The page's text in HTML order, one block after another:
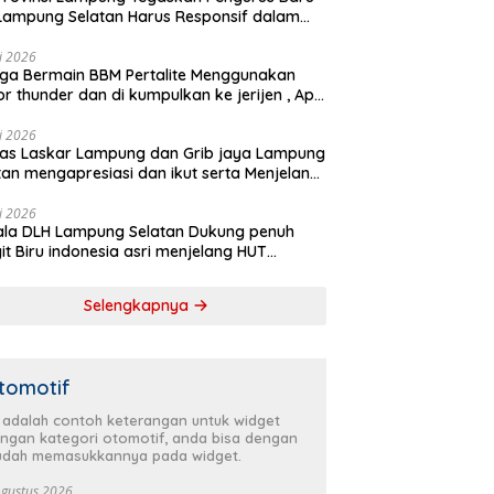
Selatan Harus Responsif dalam
2026
Bermain BBM Pertalite Menggunakan
thunder dan di kumpulkan ke jerijen , Apri
2026
Laskar Lampung dan Grib jaya Lampung
mengapresiasi dan ikut serta Menjelang
cabang) Partai Demokrat Lampung
gelar aksi bersih-bersih pantai dan
pohon
2026
DLH Lampung Selatan Dukung penuh
Biru indonesia asri menjelang HUT
Selengkapnya
adalah contoh keterangan untuk widget
kategori otomotif, anda bisa dengan
memasukkannya pada widget.